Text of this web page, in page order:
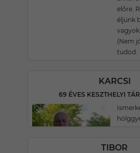
előre.
éljünk
(Nem
tudod.
KARCSI
69 ÉVES KESZTHELYI
TIBOR